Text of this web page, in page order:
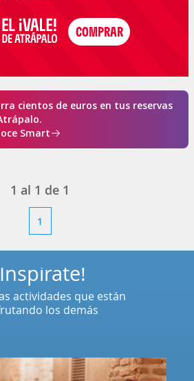
cientos de euros en tus reservas
Smart
1 al 1 de 1
1
actividades que están
los demás